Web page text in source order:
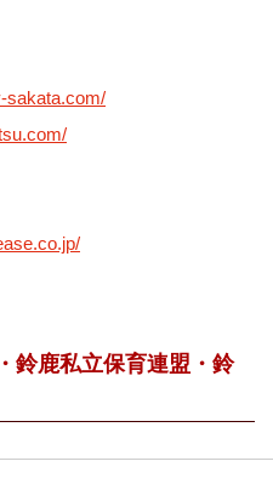
sakata.com/
鈴鹿私立保育連盟・鈴